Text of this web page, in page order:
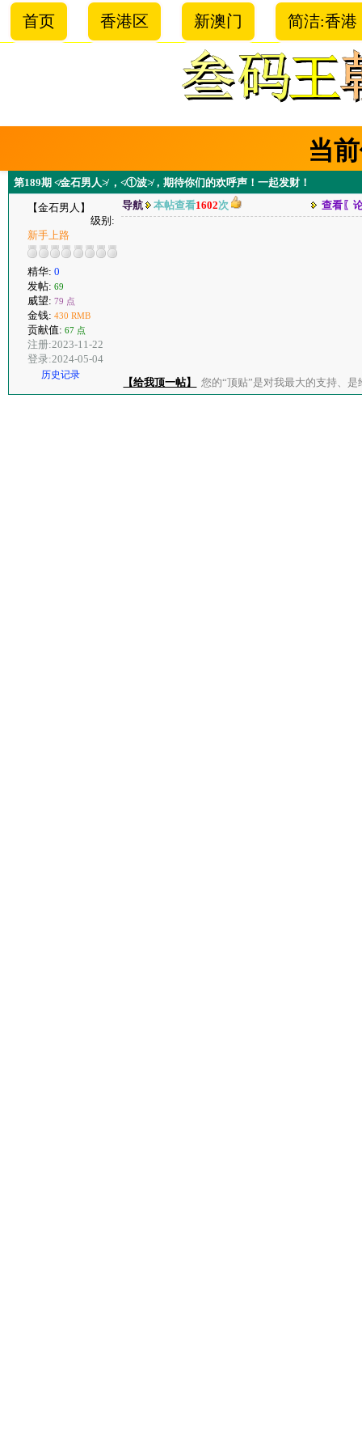
首页 香港区 新澳门 简洁:香港
当
第189期 ≮金石男人≯ ，≮①波≯，期待你们的欢呼声！一起发财！
【金石男人】
级别:
新手上路
精华: 0
发帖: 69
威望: 79 点
金钱: 430 RMB
贡献值: 67 点
注册:2023-11-22
登录:2024-05-04
历史记录
导航 本帖查看1602次 查看〖
【给我顶一帖】 您的“顶贴”是对我最大的支持、